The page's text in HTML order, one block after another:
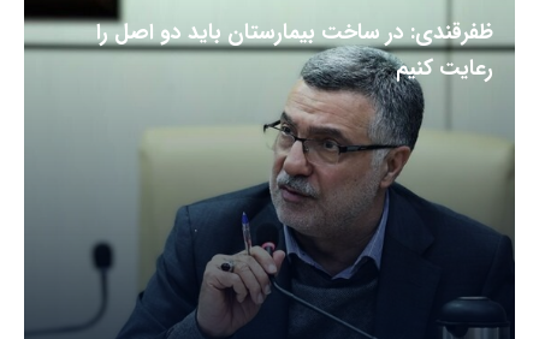
ظفرقندی: در ساخت بیمارستان باید دو اصل را
رعایت کنیم